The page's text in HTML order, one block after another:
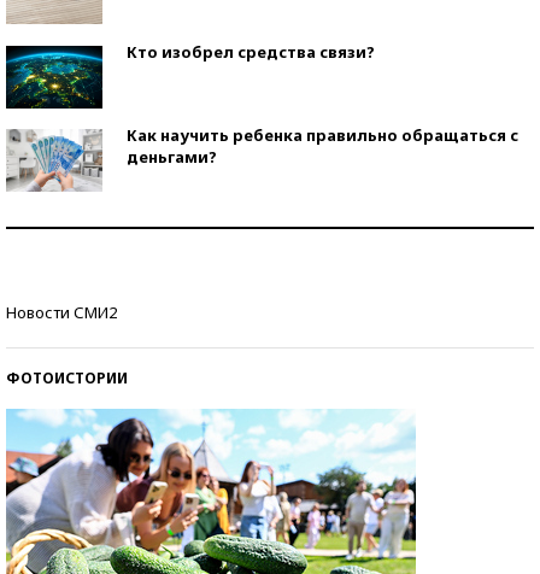
Кто изобрел средства связи?
Как научить ребенка правильно обращаться с
деньгами?
Новости СМИ2
ФОТОИСТОРИИ